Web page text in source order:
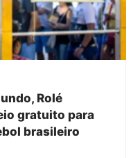
Rolé
gratuito para
brasileiro